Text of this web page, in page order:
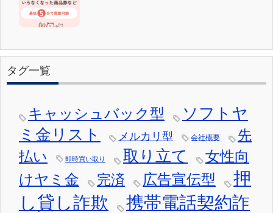
タグ一覧
キャッシュバック型
ソフトヤ
ミ金リスト
メルカリ型 会社概要
先
払い
即時買い取り 取り立て
女性向
けヤミ金
完済 広告宣伝型
押
し貸し詐欺
携帯電話契約詐